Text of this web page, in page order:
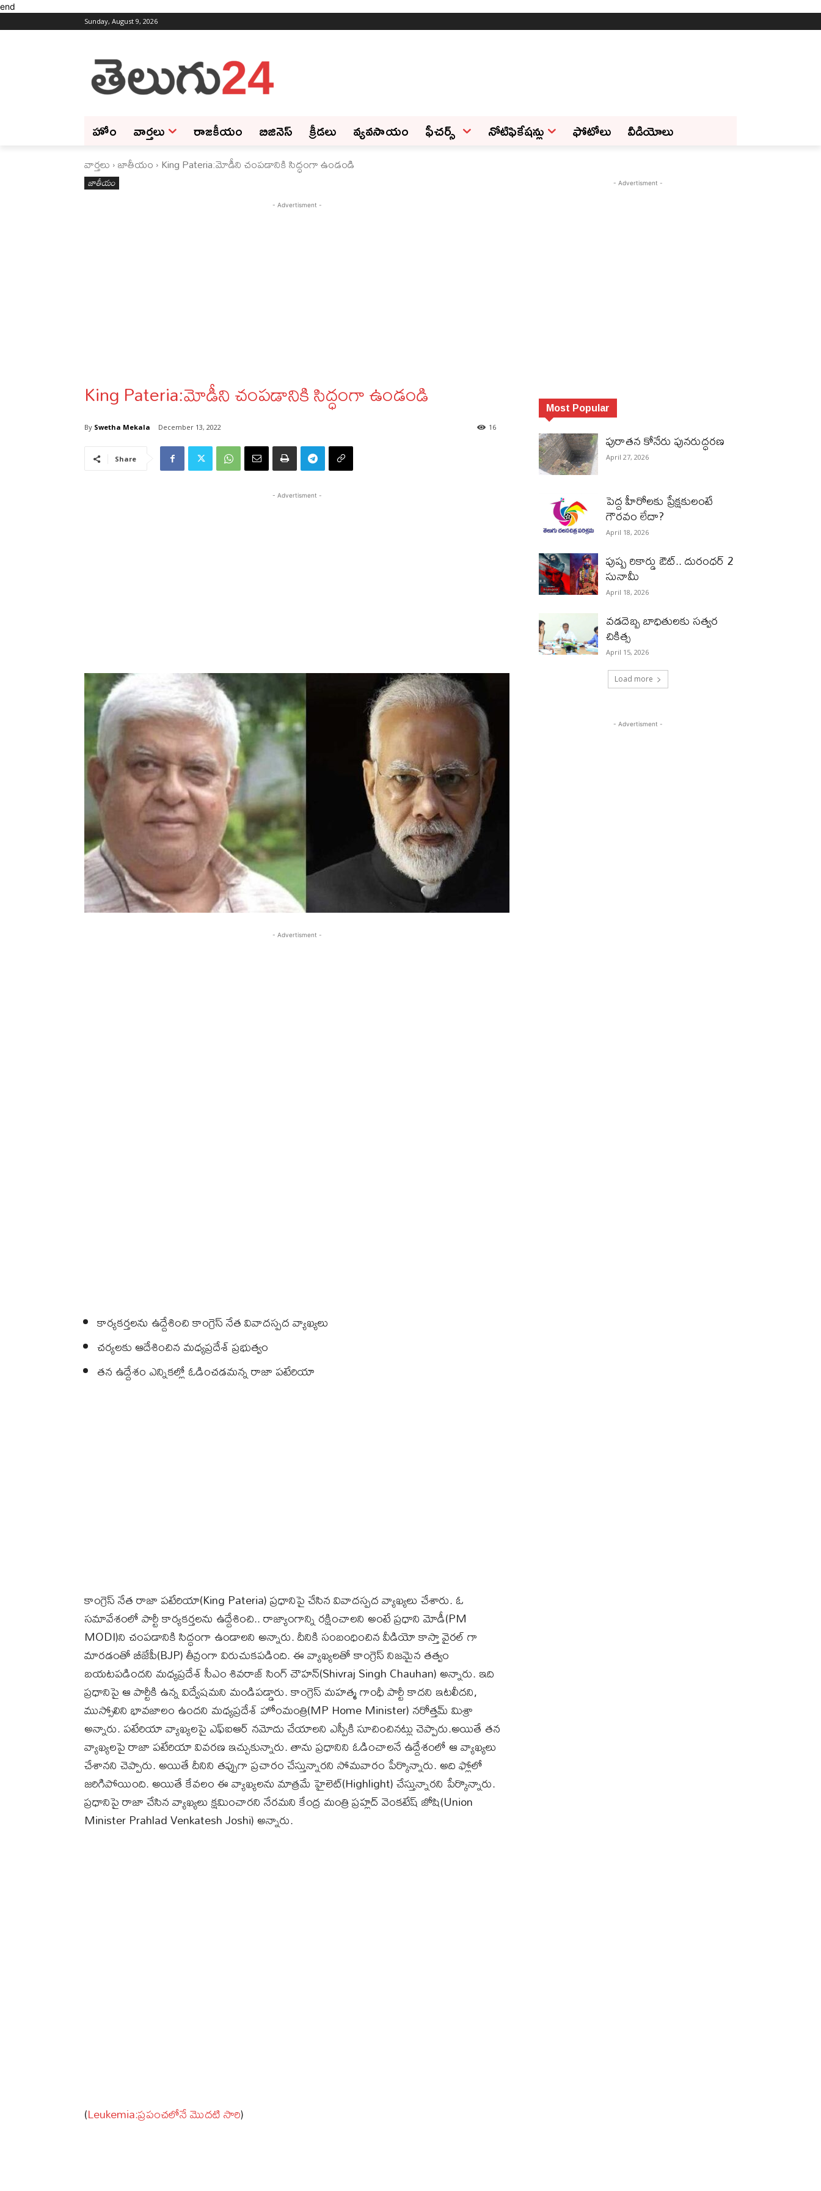
end
Sunday, August 9, 2026
హోం వార్తలు రాజకీయం బిజినెస్‌ క్రీడలు వ్యవసాయం ఫీచ‌ర్స్ ‌ నోటిఫికేషన్లు ఫోటోలు వీడియోలు
వార్తలు జాతీయం King Pateria:మోడీని చంపడానికి సిద్ధంగా ఉండండి
జాతీయం
- Advertisment -
King Pateria:మోడీని చంపడానికి సిద్ధంగా ఉండండి
By Swetha Mekala December 13, 2022 16
Share
- Advertisment -
- Advertisment -
కార్యకర్తలను ఉద్దేశించి కాంగ్రెస్ నేత వివాదస్పద వ్యాఖ్యలు
చర్యలకు ఆదేశించిన మధ్యప్రదేశ్ ప్రభుత్వం
తన ఉద్దేశం ఎన్నికల్లో ఓడించడమన్న రాజా పటేరియా
కాంగ్రెస్ నేత రాజా పటేరియా(King Pateria) ప్రధానిపై చేసిన వివాదస్పద వ్యాఖ్యలు చేశారు. ఓ
సమావేశంలో పార్టీ కార్యకర్తలను ఉద్దేశించి.. రాజ్యాంగాన్ని రక్షించాలని అంటే ప్రధాని మోడీ(PM
MODI)ని చంపడానికి సిద్ధంగా ఉండాలని అన్నారు. దీనికి సంబంధించిన వీడియో కాస్తా వైరల్ గా
మారడంతో బీజేపీ(BJP) తీవ్రంగా విరుచుకపడింది. ఈ వ్యాఖ్యలతో కాంగ్రెస్ నిజమైన తత్వం
బయటపడిందని మధ్యప్రదేశ్ సీఎం శివరాజ్ సింగ్ చౌహన్(Shivraj Singh Chauhan) అన్నారు. ఇది
ప్రధానిపై ఆ పార్టీకి ఉన్న విద్వేషమని మండిపడ్డారు. కాంగ్రెస్ మహత్మ గాంధీ పార్టీ కాదని ఇటలీదని,
ముస్సోలిని భావజాలం ఉందని మధ్యప్రదేశ్ హోంమంత్రి(MP Home Minister) నరోత్తమ్ మిశ్రా
అన్నారు. పటేరియా వ్యాఖ్యలపై ఎఫ్ఐఆర్ నమోదు చేయాలని ఎస్పీకి సూచించినట్లు చెప్పారు.అయితే తన
వ్యాఖ్యలపై రాజా పటేరియా వివరణ ఇచ్చుకున్నారు. తాను ప్రధానిని ఓడించాలనే ఉద్దేశంలో ఆ వ్యాఖ్యలు
చేశానని చెప్పారు. అయితే దీనిని తప్పుగా ప్రచారం చేస్తున్నారని సోమవారం పేర్కొన్నారు. అది ఫ్లోలో
జరిగిపోయింది. అయితే కేవలం ఈ వ్యాఖ్యలను మాత్రమే హైలెట్(Highlight) చేస్తున్నారని పేర్కొన్నారు.
ప్రధానిపై రాజా చేసిన వ్యాఖ్యలు క్షమించారని నేరమని కేంద్ర మంత్రి ప్రహ్లద్ వెంకటేష్ జోషి(Union
Minister Prahlad Venkatesh Joshi) అన్నారు.
(Leukemia:ప్రపంచలోనే మొదటి సారి)
- Advertisment -
Most Popular
పురాత‌న కోనేరు పున‌రుద్ధ‌ర‌ణ
April 27, 2026
పెద్ద హీరోల‌కు ప్రేక్ష‌కులంటే
గౌర‌వం లేదా?
April 18, 2026
పుష్ప రికార్డు ఔట్‌.. దురంధ‌ర్ 2
సునామీ
April 18, 2026
వడదెబ్బ బాధితులకు సత్వర
చికిత్స
April 15, 2026
Load more
- Advertisment -